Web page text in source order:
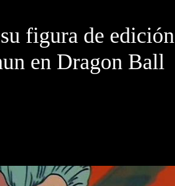
figura de edición
en Dragon Ball